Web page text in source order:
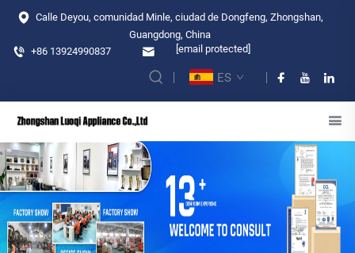
Calle Deyou, comunidad Minle, ciudad de Dongfeng, Zhongshan,
Guangdong, China
+86 13924990837
[email protected]
ES